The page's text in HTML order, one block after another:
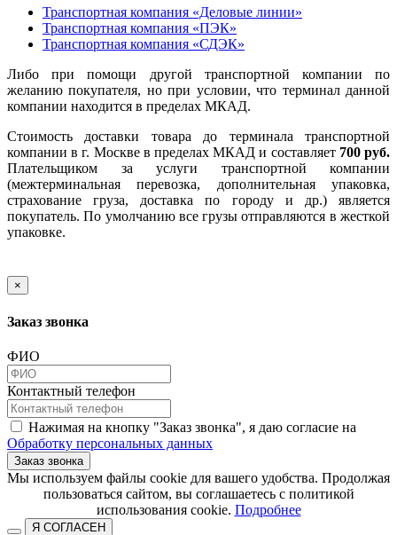
Транспортная компания «Деловые линии»
Транспортная компания «ПЭК»
Транспортная компания «СДЭК»
Либо при помощи другой транспортной компании по
желанию покупателя, но при условии, что терминал данной
компании находится в пределах МКАД.
Стоимость доставки товара до терминала транспортной
компании в г. Москве в пределах МКАД и составляет 700 руб.
Плательщиком за услуги транспортной компании
(межтерминальная перевозка, дополнительная упаковка,
страхование груза, доставка по городу и др.) является
покупатель. По умолчанию все грузы отправляются в жесткой
упаковке.
×
Заказ звонка
ФИО
Контактный телефон
Нажимая на кнопку "Заказ звонка", я даю согласие на
Обработку персональных данных
Заказ звонка
​​​​​​​Мы используем файлы cookie для вашего удобства. Продолжая
пользоваться сайтом, вы соглашаетесь с политикой
использования cookie.​​​​​​​ Подробнее
Я СОГЛАСЕН